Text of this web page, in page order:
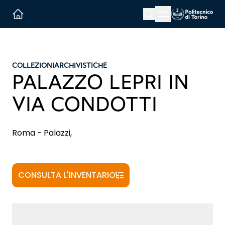
Menu button
COLLEZIONIARCHIVISTICHE
PALAZZO LEPRI IN
VIA CONDOTTI
Roma - Palazzi,
CONSULTA L'INVENTARIO